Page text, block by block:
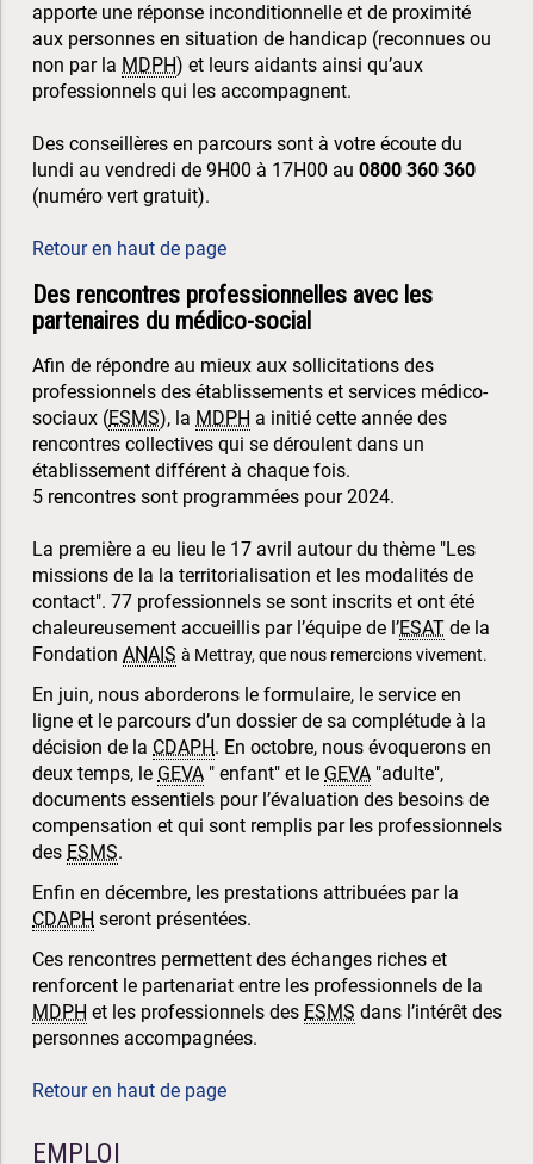
apporte une réponse inconditionnelle et de proximité
aux personnes en situation de handicap (reconnues ou
non par la MDPH) et leurs aidants ainsi qu’aux
professionnels qui les accompagnent.
Des conseillères en parcours sont à votre écoute du
lundi au vendredi de 9H00 à 17H00 au 0800 360 360
(numéro vert gratuit).
Retour en haut de page
Des rencontres professionnelles avec les
partenaires du médico-social
Afin de répondre au mieux aux sollicitations des
professionnels des établissements et services médico-
sociaux (ESMS), la MDPH a initié cette année des
rencontres collectives qui se déroulent dans un
établissement différent à chaque fois.
5 rencontres sont programmées pour 2024.
La première a eu lieu le 17 avril autour du thème "Les
missions de la la territorialisation et les modalités de
contact". 77 professionnels se sont inscrits et ont été
chaleureusement accueillis par l’équipe de l’ESAT de la
Fondation ANAIS à Mettray, que nous remercions vivement.
En juin, nous aborderons le formulaire, le service en
ligne et le parcours d’un dossier de sa complétude à la
décision de la CDAPH. En octobre, nous évoquerons en
deux temps, le GEVA " enfant" et le GEVA "adulte",
documents essentiels pour l’évaluation des besoins de
compensation et qui sont remplis par les professionnels
des ESMS.
Enfin en décembre, les prestations attribuées par la
CDAPH seront présentées.
Ces rencontres permettent des échanges riches et
renforcent le partenariat entre les professionnels de la
MDPH et les professionnels des ESMS dans l’intérêt des
personnes accompagnées.
Retour en haut de page
EMPLOI